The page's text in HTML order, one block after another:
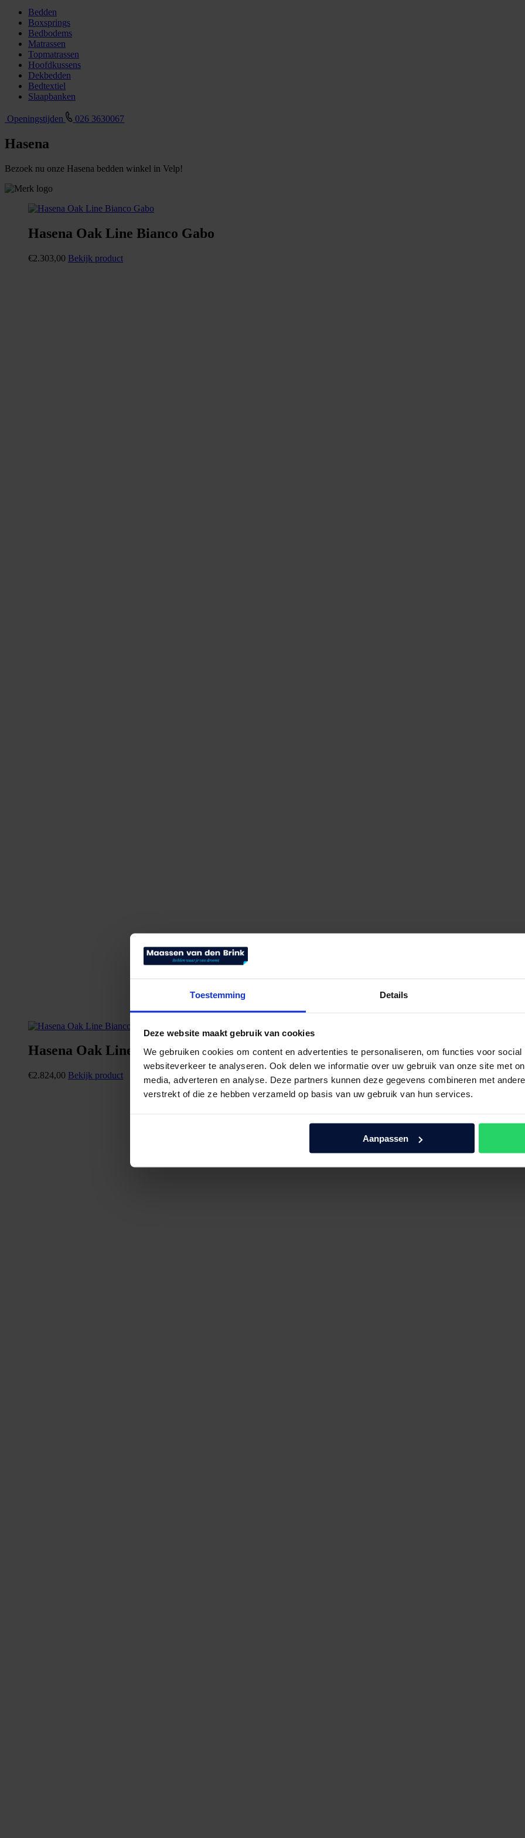
Toestemming Details
Deze website maakt gebruik van cookies
We gebruiken cookies om content en advertenties te personaliseren, om functies voor
websiteverkeer te analyseren. Ook delen we informatie over uw gebruik van onze site met
media, adverteren en analyse. Deze partners kunnen deze gegevens combineren met
verstrekt of die ze hebben verzameld op basis van uw gebruik van hun services.
Aanpassen
Bedden
Boxsprings
Bedbodems
Matrassen
Topmatrassen
Hoofdkussens
Dekbedden
Bedtextiel
Slaapbanken
Openingstijden 026 3630067
Hasena
Bezoek nu onze Hasena bedden winkel in Velp!
Hasena Oak Line Bianco Gabo
€2.303,00 Bekijk product
Hasena Oak Line Bianco Ripo
€2.824,00 Bekijk product